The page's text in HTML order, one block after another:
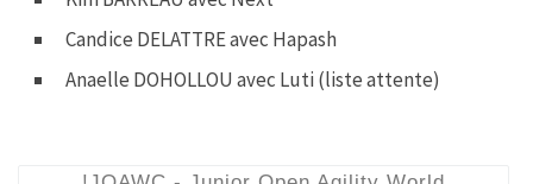
Candice DELATTRE avec Hapash
Anaelle DOHOLLOU avec Luti (liste attente)